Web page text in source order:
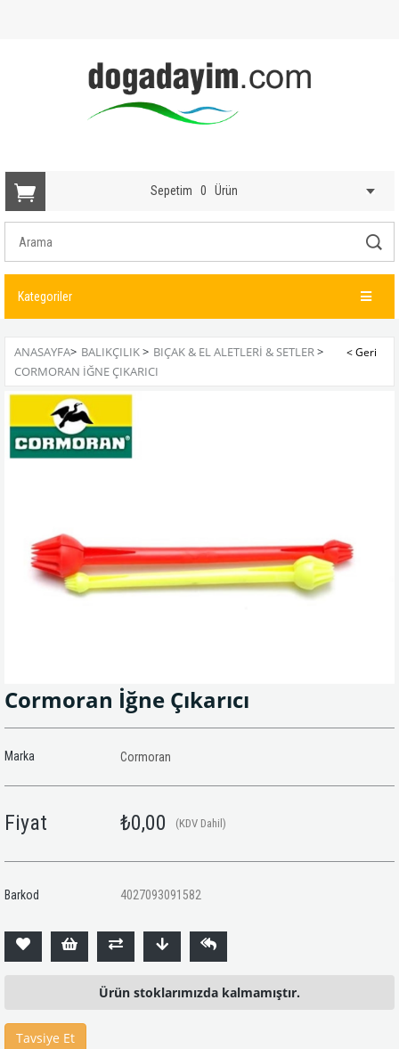
Sepetim 0 Ürün
Kategoriler
ANASAYFA> BALIKÇILIK> BIÇAK & EL ALETLERI & SETLER>
CORMORAN İĞNE ÇIKARICI
Cormoran İğne Çıkarıcı
Marka Cormoran
Fiyat ₺0,00 (KDV Dahil)
Barkod 4027093091582
Ürün stoklarımızda kalmamıştır.
Tavsiye Et